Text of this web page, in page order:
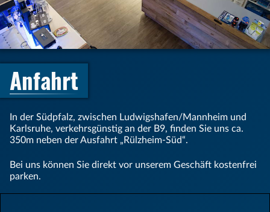
Anfahrt
In der Südpfalz, zwischen Lud­wigs­hafen/Mann­heim und
Karls­ruhe, ver­kehrs­günstig an der B9, fin­den Sie uns ca.
350m neben der Aus­fahrt „Rülz­heim-Süd“.
Bei uns kön­nen Sie di­rekt vor un­se­rem Ge­schäft kos­ten­frei
par­ken.